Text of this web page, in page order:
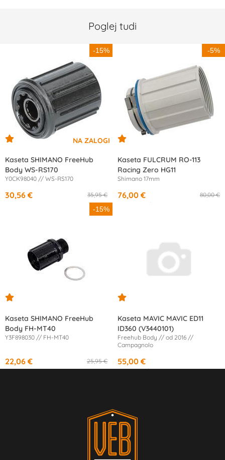
Poglej tudi
-15%
Kaseta SHIMANO FreeHub
Body WS-RS170
Y0CK98040 // WS-RS170
35,95 €
30,56 €
-5%
Kaseta FULCRUM RO-113
Racing Zero HG11
Shimano 17mm
80,00 €
76,00 €
/mesec
-15%
Kaseta SHIMANO FreeHub
Body FH-MT40
Y3F898030 // FH-MT40
25,95 €
22,06 €
Kaseta MAVIC MAVIC ED11
ID360 (V3440101)
Freehub Body // od 2016 //
Campagnolo
55,00 €
od10,13 €/mesec